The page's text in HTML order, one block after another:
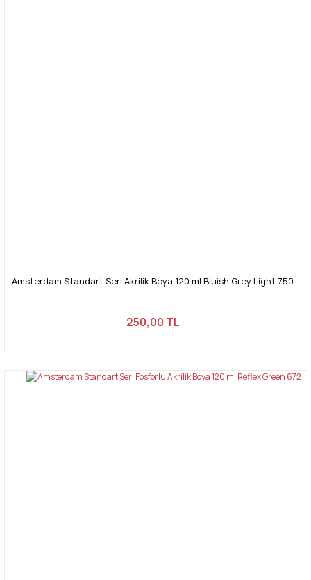
Amsterdam Standart Seri Akrilik Boya 120 ml Bluish Grey Light 750
250,00 TL